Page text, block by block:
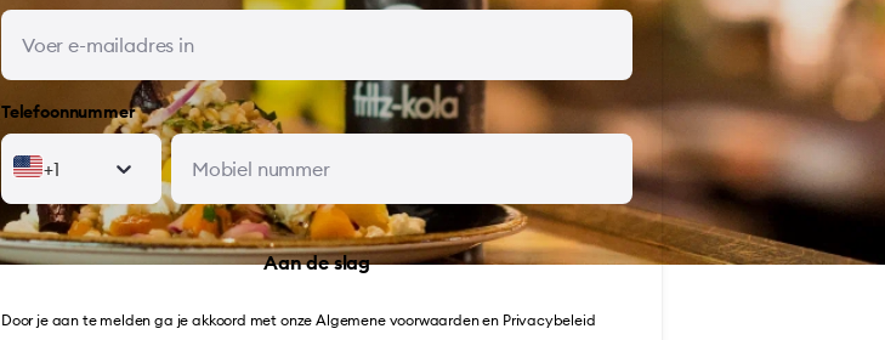
Telefoonnummer
+1
Aan de slag
Door je aan te melden ga je akkoord met onzeAlgemene voorwaardenen Privacybeleid